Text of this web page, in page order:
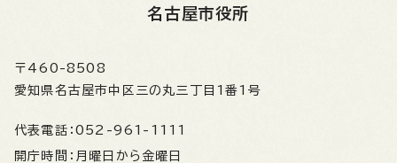
名古屋市役所
〒460-8508
愛知県名古屋市中区三の丸三丁目1番1号
代表電話： 052-961-1111
開庁時間： 月曜日から金曜日